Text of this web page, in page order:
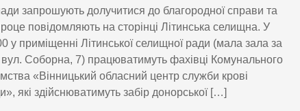
запрошують долучитися до благородної справи та
повідомляють на сторінці Літинська селищна. У
у приміщенні Літинської селищної ради (мала зала за
Соборна, 7) працюватимуть фахівці Комунального
«Вінницький обласний центр служби крові
які здійснюватимуть забір донорської […]